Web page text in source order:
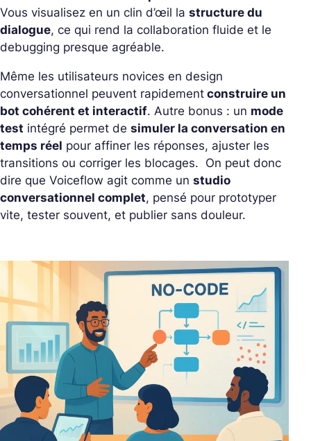
Vous visualisez en un clin d’œil la structure du
dialogue, ce qui rend la collaboration fluide et le
debugging presque agréable.
Même les utilisateurs novices en design
conversationnel peuvent rapidement construire un
bot cohérent et interactif. Autre bonus : un mode
test intégré permet de simuler la conversation en
temps réel pour affiner les réponses, ajuster les
transitions ou corriger les blocages. On peut donc
dire que Voiceflow agit comme un studio
conversationnel complet, pensé pour prototyper
vite, tester souvent, et publier sans douleur.